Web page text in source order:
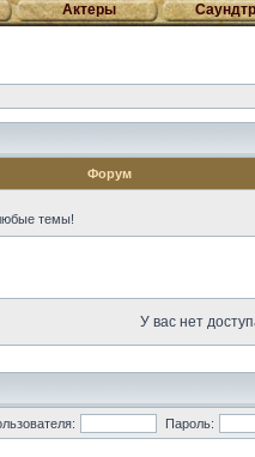
Актеры
Форум
темы!
У вас нет
Пароль: